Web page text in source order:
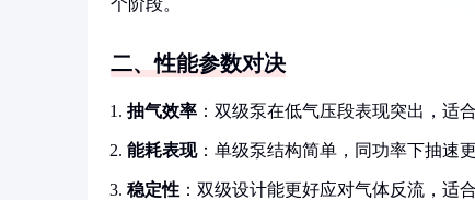
个阶段。
二、性能参数对决
抽气效率 ：双级泵在低气压段表现突出，适
能耗表现：单级泵结构简单，同功率下抽速
稳定性 ：双级设计能更好应对气体反流，适